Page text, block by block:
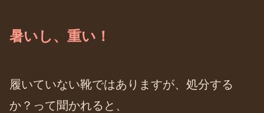
暑いし、重い！
履いていない靴ではありますが、処分する
か？って聞かれると、